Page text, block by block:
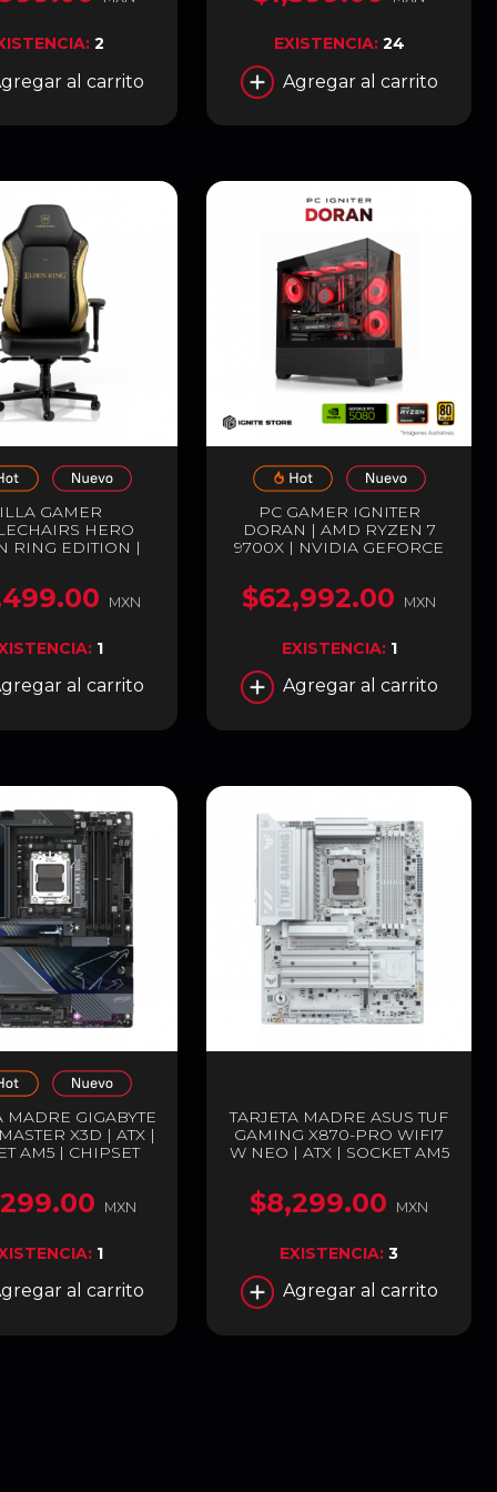
| NEGRO | MF360-
2
al carrito
EXISTENCIA: 24
Agregar al carrito
GAMER
HERO
RING EDITION |
INTEGRADO
|
4D |
DE HASTA 125
| EDICIÓN
| NEGRO /
| NBL-HRO-PU-
MXN
1
al carrito
PC GAMER IGNITER
DORAN | AMD RYZEN 7
9700X | NVIDIA GEFORCE
ENTREGA INMEDIATA
$62,992.00 MXN
EXISTENCIA: 1
Agregar al carrito
MADRE GIGABYTE
X3D | ATX |
AM5 | CHIPSET
HDMI / USB-C | WI-
5.4 |
| X870E A MASTER
MXN
1
al carrito
TARJETA MADRE ASUS TUF
GAMING X870-PRO WIFI7
W NEO | ATX | SOCKET AM5
DDR5 (HASTA 256GB) |
HDMI / USB-C | WI-FI 7 |
BLUETOOTH 5.4 | BLANCO |
WIFI7 W NEO
$8,299.00 MXN
EXISTENCIA:3
Agregar al carrito